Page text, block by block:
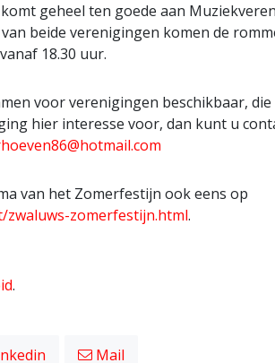
geheel ten goede aan
beide verenigingen komen de
18.30 uur.
voor verenigingen beschikbaar, die
hier interesse voor, dan kunt u
van het Zomerfestijn ook eens op
zomerfestijn.html.
.
Mail